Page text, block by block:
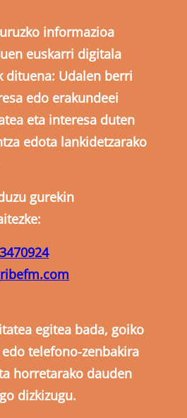
informazioa
euskarri digitala
dituena: Udalen berri
edo erakundeei
eta interesa duten
edota lankidetzarako
gurekin
egitea bada, goiko
telefono-zenbakira
horretarako dauden
dizkizugu.